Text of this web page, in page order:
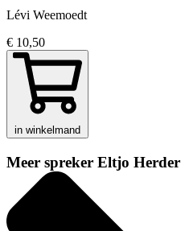
Lévi Weemoedt
€ 10,50
in winkelmand
Meer spreker Eltjo Herder